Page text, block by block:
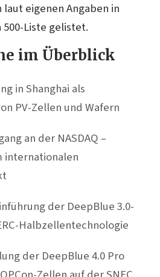
eigenen Angaben in
Liste gelistet.
im Überblick
in Shanghai als
PV-Zellen und Wafern
an der NASDAQ –
internationalen
der DeepBlue 3.0-
Halbzellentechnologie
der DeepBlue 4.0 Pro